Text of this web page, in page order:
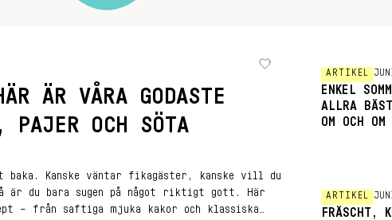
ÄR VÅRA GODASTE
PAJER OCH SÖTA
Kanske väntar fikagäster, kanske vill du
är du bara sugen på något riktigt gott. Här
– från saftiga mjuka kakor och klassiska
ARTIKEL
ENKEL
ALLRA
OM OCH OM
ARTIKEL
FRÄSCHT,